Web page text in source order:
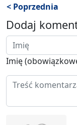
< Poprzednia
Dodaj
Imię